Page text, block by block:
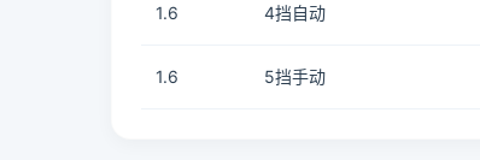
1.6 4挡自动
1.6 5挡手动